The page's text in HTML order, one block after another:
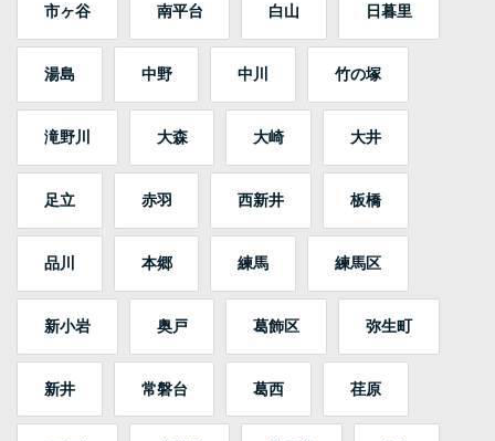
市ヶ谷 南平台 白山 日暮里
湯島 中野 中川 竹の塚
滝野川 大森 大崎 大井
足立 赤羽 西新井 板橋
品川 本郷 練馬 練馬区
新小岩 奥戸 葛飾区 弥生町
新井 常磐台 葛西 荏原